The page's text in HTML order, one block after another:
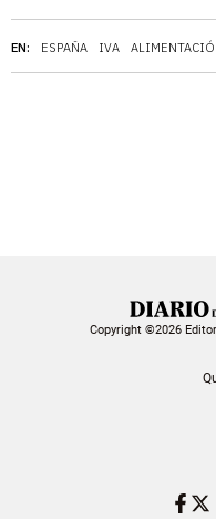
EN: ESPAÑA IVA
Copyright ©2026